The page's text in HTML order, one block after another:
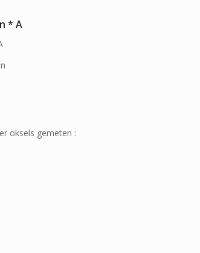
* A
oksels gemeten :